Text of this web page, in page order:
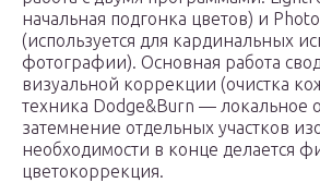
начальная подгонка цветов) и
(используется для кардинальных
фотографии). Основная работа
визуальной коррекции (очистка
техника Dodge&Burn — локальное
затемнение отдельных участков
необходимости в конце делается
цветокоррекция.